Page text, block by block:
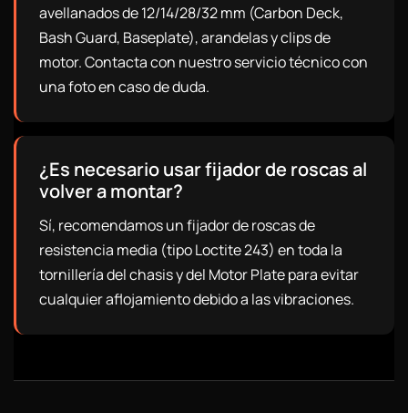
avellanados de 12/14/28/32 mm (Carbon Deck,
Bash Guard, Baseplate), arandelas y clips de
motor. Contacta con nuestro servicio técnico con
una foto en caso de duda.
¿Es necesario usar fijador de roscas al
volver a montar?
Sí, recomendamos un fijador de roscas de
resistencia media (tipo Loctite 243) en toda la
tornillería del chasis y del Motor Plate para evitar
cualquier aflojamiento debido a las vibraciones.